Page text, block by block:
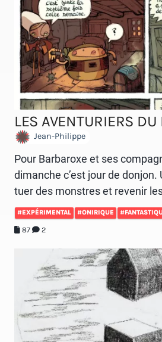
LES AVENTURIERS
Jean-Philippe
Pour Barbaroxe et ses
dimanche c’est jour de donjon.
tuer des monstres et revenir
#EXPÉRIMENTAL #ONIRIQUE
87 2